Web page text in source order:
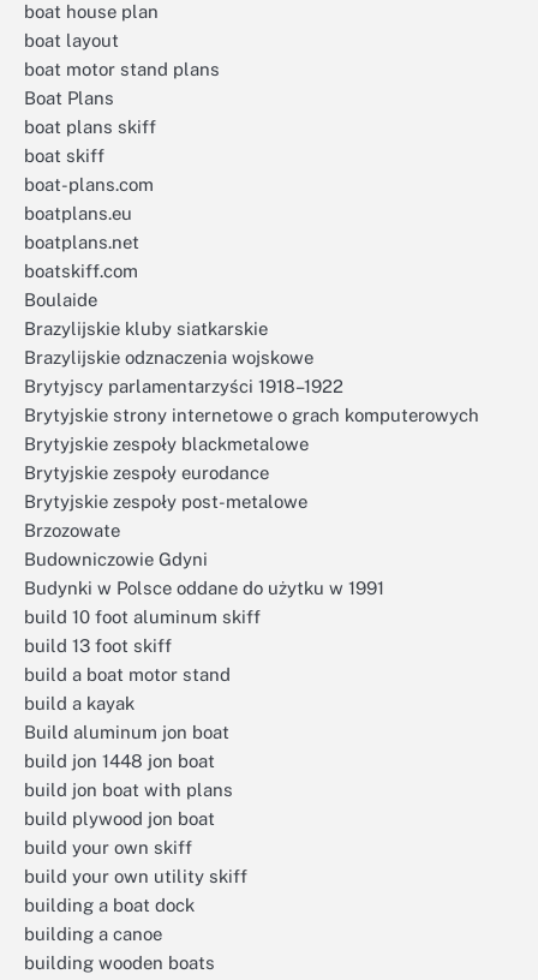
boat house plan
boat layout
boat motor stand plans
Boat Plans
boat plans skiff
boat skiff
boat-plans.com
boatplans.eu
boatplans.net
boatskiff.com
Boulaide
Brazylijskie kluby siatkarskie
Brazylijskie odznaczenia wojskowe
Brytyjscy parlamentarzyści 1918–1922
Brytyjskie strony internetowe o grach komputerowych
Brytyjskie zespoły blackmetalowe
Brytyjskie zespoły eurodance
Brytyjskie zespoły post-metalowe
Brzozowate
Budowniczowie Gdyni
Budynki w Polsce oddane do użytku w 1991
build 10 foot aluminum skiff
build 13 foot skiff
build a boat motor stand
build a kayak
Build aluminum jon boat
build jon 1448 jon boat
build jon boat with plans
build plywood jon boat
build your own skiff
build your own utility skiff
building a boat dock
building a canoe
building wooden boats